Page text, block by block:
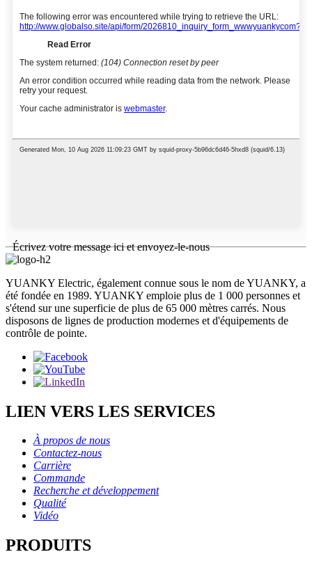
Écrivez votre message ici et envoyez-le-nous
YUANKY Electric, également connue sous le nom de YUANKY, a
été fondée en 1989. YUANKY emploie plus de 1 000 personnes et
s'étend sur une superficie de plus de 65 000 mètres carrés. Nous
disposons de lignes de production modernes et d'équipements de
contrôle de pointe.
LIEN VERS LES SERVICES
À propos de nous
Contactez-nous
Carrière
Commande
Recherche et développement
Qualité
Vidéo
PRODUITS